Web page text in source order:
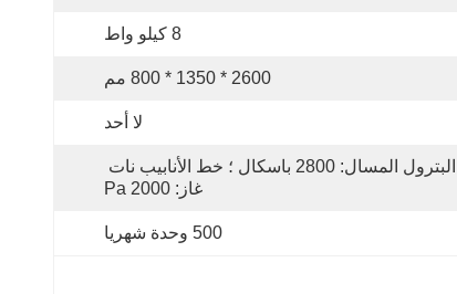
8 كيلو واط
2600 * 1350 * 800 مم
لا أحد
غاز: 2000 Pa
500 وحدة شهريا